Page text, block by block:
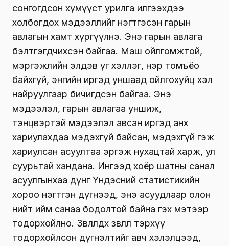
сонгогдсон хүмүүст урилга илгээхдээ
холбогдох мэдээллийг нэгтгэсэн гарын
авлагын хамт хүргүүлнэ. Энэ гарын авлага
бэлтгэгдчихсэн байгаа. Маш ойлгомжтой,
мэргэжлийн элдэв үг хэллэг, нэр томъёо
байхгүй, энгийн иргэд уншаад ойлгохуйц хэл
найруулгаар бичигдсэн байгаа. Энэ
мэдээлэл, гарын авлагаа уншиж,
тэнцвэртэй мэдээлэл авсан иргэд анх
хариулахдаа мэдэхгүй байсан, мэдэхгүй гэж
хариулсан асуултаа эргэж нухацтай харж, ул
суурьтай хандана. Ингээд хоёр шатны санал
асуулгынхаа дүнг Үндэсний статистикийн
хороо нэгтгэн дүгнээд, энэ асуудлаар олон
нийт ийм санаа бодолтой байна гэх мэтээр
тодорхойлно. Зөвлөлдөх зөвлөл тэрхүү
тодорхойлсон дүгнэлтийг авч хэлэлцээд,